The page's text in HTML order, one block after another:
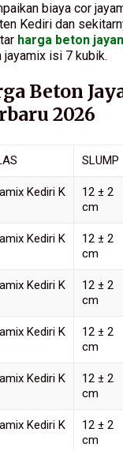
biaya cor
Kediri dan
harga beton
isi 7 kubik.
Beton
2026
SLUMP
Kediri K
12 ± 2
cm
Kediri K
12 ± 2
cm
Kediri K
12 ± 2
cm
Kediri K
12 ± 2
cm
Kediri K
12 ± 2
cm
Kediri K
12 ± 2
cm